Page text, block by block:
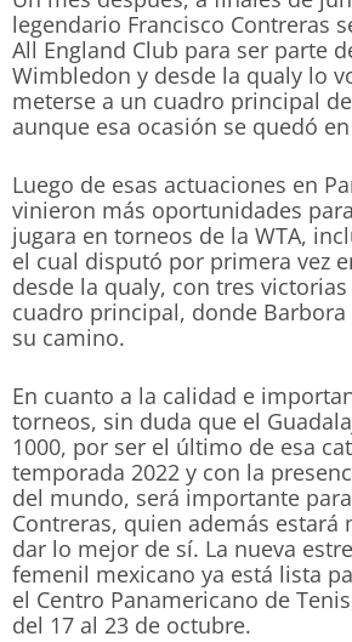
legendario Francisco Contreras
All England Club para ser parte
Wimbledon y desde la qualy lo
meterse a un cuadro principal
aunque esa ocasión se quedó
Luego de esas actuaciones en
vinieron más oportunidades
jugara en torneos de la WTA,
el cual disputó por primera vez
desde la qualy, con tres
cuadro principal, donde
su camino.
En cuanto a la calidad e
torneos, sin duda que el
1000, por ser el último de esa
temporada 2022 y con la
del mundo, será importante
Contreras, quien además estará
dar lo mejor de sí. La nueva
femenil mexicano ya está lista
el Centro Panamericano de
del 17 al 23 de octubre.